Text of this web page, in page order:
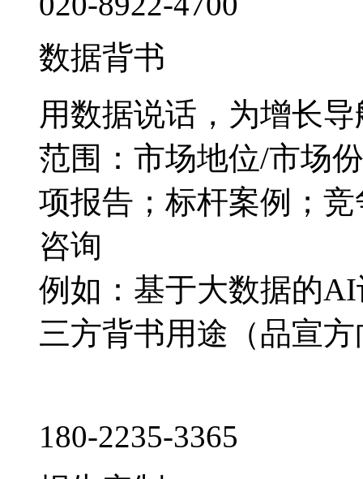
数据背书
用数据说话，为增长导
范围：市场地位/市场
项报告；标杆案例；
咨询
例如：基于大数据的
三方背书用途（品宣
180-2235-3365